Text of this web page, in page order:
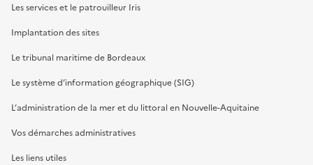
Les services et le patrouilleur Iris
Implantation des sites
Le tribunal maritime de Bordeaux
Le système d’information géographique (SIG)
L’administration de la mer et du littoral en Nouvelle-Aquitaine
Vos démarches administratives
Les liens utiles